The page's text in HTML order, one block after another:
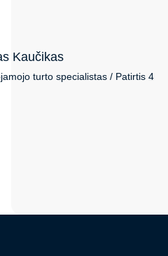
Kaučikas
turto specialistas / Patirtis 4